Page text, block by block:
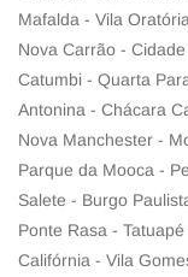
Mafalda - Vila
Nova Carrão -
Catumbi - Quarta
Antonina - Chácara
Nova Manchester -
Parque da Mooca -
Salete - Burgo
Ponte Rasa -
Califórnia - Vila